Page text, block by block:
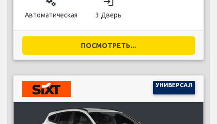
Автоматическая 3 Дверь
ПОСМОТРЕТЬ...
УНИВЕРСАЛ